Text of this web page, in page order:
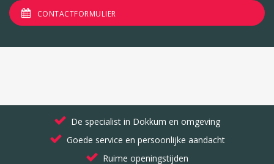
CONTACTFORMULIER
De specialist in Dokkum en omgeving
Goede service en persoonlijke aandacht
Ruime openingstijden